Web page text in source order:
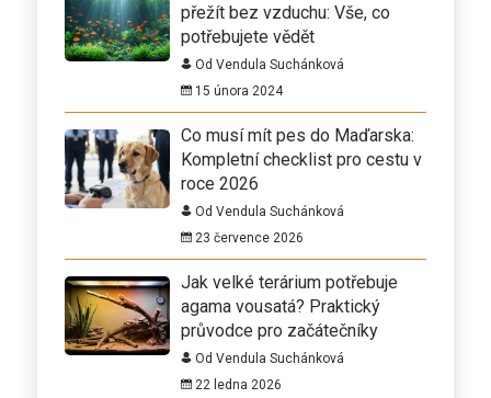
přežít bez vzduchu: Vše, co
potřebujete vědět
Od Vendula Suchánková
15 února 2024
Co musí mít pes do Maďarska:
Kompletní checklist pro cestu v
roce 2026
Od Vendula Suchánková
23 července 2026
Jak velké terárium potřebuje
agama vousatá? Praktický
průvodce pro začátečníky
Od Vendula Suchánková
22 ledna 2026